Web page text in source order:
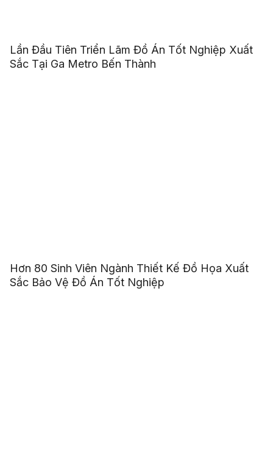
Lần Đầu Tiên Triển Lãm Đồ Án Tốt Nghiệp Xuất
Sắc Tại Ga Metro Bến Thành
Hơn 80 Sinh Viên Ngành Thiết Kế Đồ Họa Xuất
Sắc Bảo Vệ Đồ Án Tốt Nghiệp